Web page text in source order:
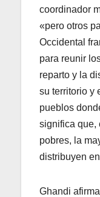
coordinador
«pero otros
Occidental
para reunir
reparto y la
su territorio y
pueblos
significa que,
pobres, la
distribuyen
Ghandi